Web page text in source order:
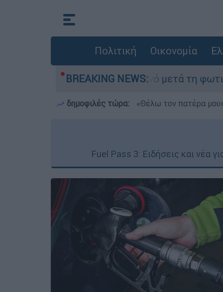
Πολιτική Οικονομία
BREAKING NEWS:
Πόρτο Γερμανό μετά τη φωτιά - Αγώνας
δημοφιλές τώρα: «Θέλω τον πατέρα
Fuel Pass 3: Ειδήσεις και νέα